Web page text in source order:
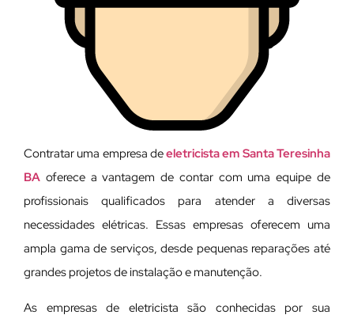
Contratar uma empresa deeletricista em Santa Teresinha
BA oferece a vantagem de contar com uma equipe de
profissionais qualificados para atender a diversas
necessidades elétricas. Essas empresas oferecem uma
ampla gama de serviços, desde pequenas reparações até
grandes projetos de instalação e manutenção.
As empresas de eletricista são conhecidas por sua